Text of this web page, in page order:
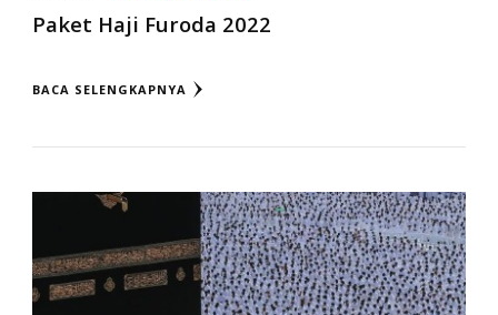
Paket Haji Furoda 2022
BACA SELENGKAPNYA